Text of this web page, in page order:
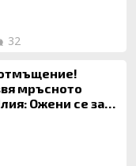
32
мръсното
Ожени се за